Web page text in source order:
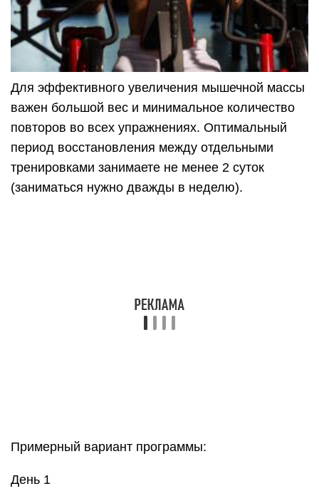
Для эффективного увеличения мышечной массы
важен большой вес и минимальное количество
повторов во всех упражнениях. Оптимальный
период восстановления между отдельными
тренировками занимаете не менее 2 суток
(заниматься нужно дважды в неделю).
Примерный вариант программы:
День 1